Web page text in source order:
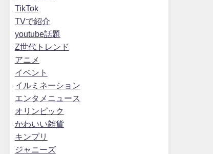
TikTok
TVで紹介
youtube話題
Z世代トレンド
アニメ
イベント
イルミネーション
エンタメニュース
オリンピック
かわいい雑貨
キンプリ
ジャニーズ